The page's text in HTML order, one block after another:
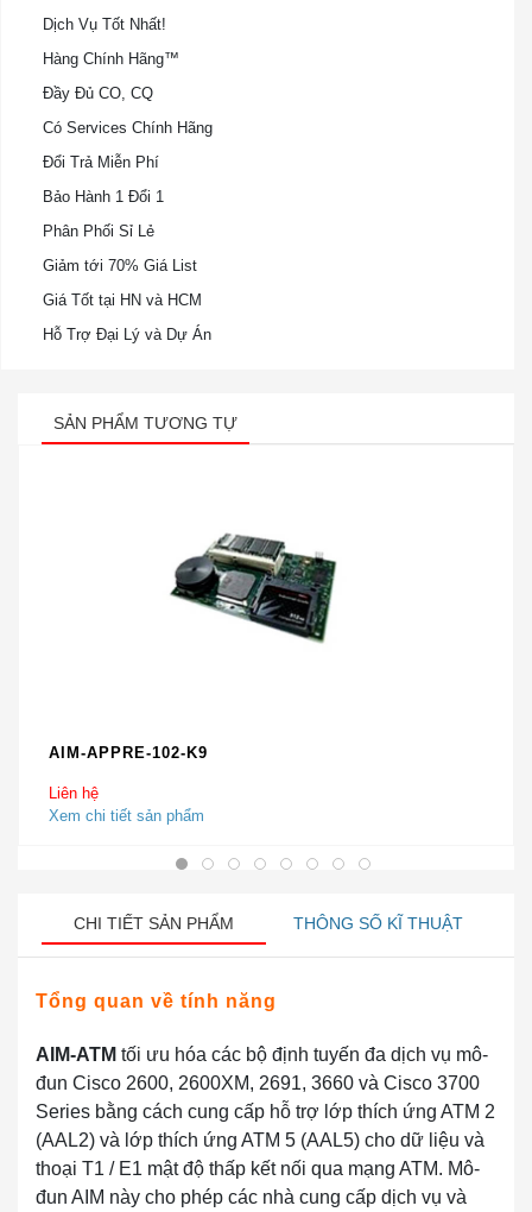
Dịch Vụ Tốt Nhất!
Hàng Chính Hãng™
Đầy Đủ CO, CQ
Có Services Chính Hãng
Đổi Trả Miễn Phí
Bảo Hành 1 Đổi 1
Phân Phối Sỉ Lẻ
Giảm tới 70% Giá List
Giá Tốt tại HN và HCM
Hỗ Trợ Đại Lý và Dự Án
SẢN PHẨM TƯƠNG TỰ
AIM-APPRE-102-K9
Liên hệ
Xem chi tiết sản phẩm
CHI TIẾT SẢN PHẨM THÔNG SỐ KĨ THUẬT
Tổng quan về tính năng
AIM-ATM tối ưu hóa các bộ định tuyến đa dịch vụ mô-
đun Cisco 2600, 2600XM, 2691, 3660 và Cisco 3700
Series bằng cách cung cấp hỗ trợ lớp thích ứng ATM 2
(AAL2) và lớp thích ứng ATM 5 (AAL5) cho dữ liệu và
thoại T1 / E1 mật độ thấp kết nối qua mạng ATM. Mô-
đun AIM này cho phép các nhà cung cấp dịch vụ và